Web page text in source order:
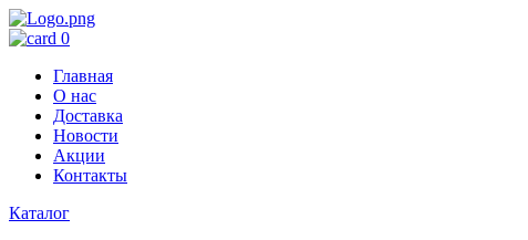
0
Главная
О нас
Доставка
Новости
Акции
Контакты
Каталог